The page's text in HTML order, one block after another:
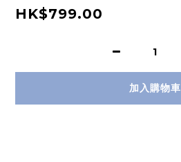
HK$799.00
加入購物車